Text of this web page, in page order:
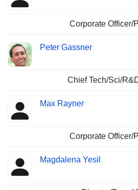
Corporate Officer/
Peter Gassner
Chief Tech/Sci/
Max Rayner
Corporate Officer/
Magdalena Yesil